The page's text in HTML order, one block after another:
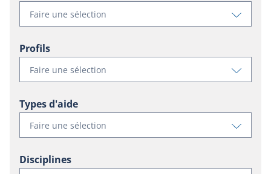
Faire une sélection
Voir
les
status
Profils
Faire une sélection
Voir
les
profile
Types d'aide
Faire une sélection
Voir
les
Disciplines